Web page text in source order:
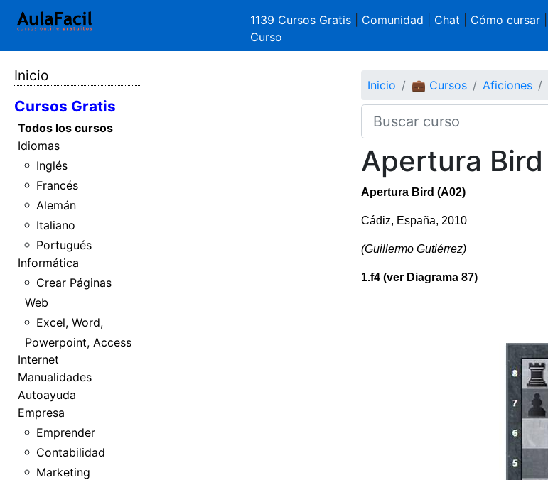
1139 Cursos Gratis Comunidad Chat Cómo cursar|
Curso
Inicio
Cursos Gratis
Todos los cursos
Idiomas
Inglés
Francés
Alemán
Italiano
Portugués
Informática
Crear Páginas
Web
Excel, Word,
Powerpoint, Access
Internet
Manualidades
Autoayuda
Empresa
Emprender
Contabilidad
Marketing
Inicio 💼 Cursos Aficiones
Apertura Bird
Apertura Bird (A02)
Cádiz, España, 2010
(Guillermo Gutiérrez)
1.f4 (ver Diagrama 87)